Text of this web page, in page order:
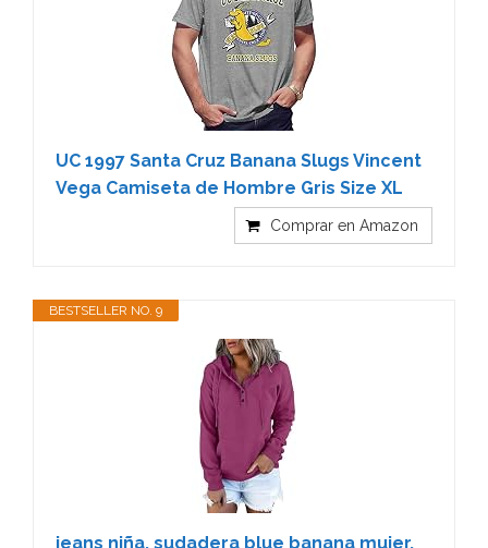
UC 1997 Santa Cruz Banana Slugs Vincent
Vega Camiseta de Hombre Gris Size XL
Comprar en Amazon
BESTSELLER NO. 9
jeans niña, sudadera blue banana mujer,